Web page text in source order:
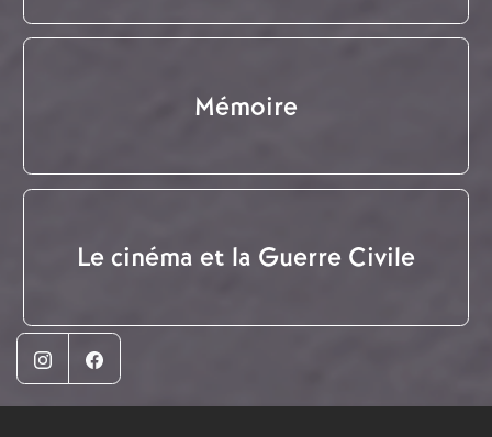
Mémoire
Le cinéma et la Guerre Civile
InstagramFacebook